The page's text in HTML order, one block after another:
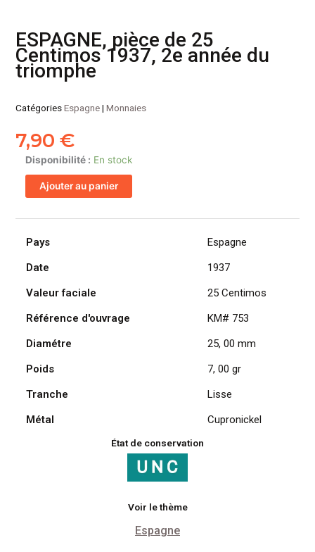
ESPAGNE, pièce de 25
Centimos 1937, 2e année du
triomphe
CatégoriesEspagne|Monnaies
7,90€
Disponibilité : En stock
quantité
de
ESPAGNE,
de
1937,
année
Ajouter au panier
Pays
Espagne
Date
1937
Valeur faciale
25 Centimos
Référence d'ouvrage
KM# 753
Diamétre
25, 00 mm
Poids
7, 00 gr
Tranche
Lisse
Métal
Cupronickel
État de conservation
Voir le thème
Espagne